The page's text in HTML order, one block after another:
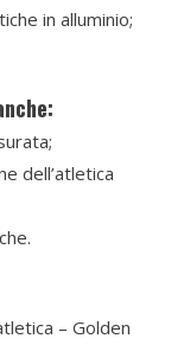
in alluminio;
dell’atletica
– Golden